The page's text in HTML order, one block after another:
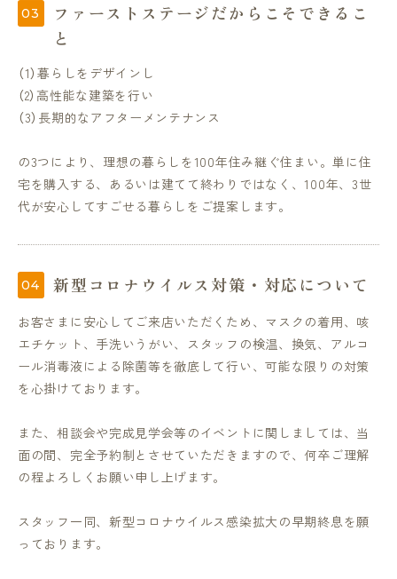
ファーストステージだからこそできるこ
と
（1）暮らしをデザインし
（2）高性能な建築を行い
（3）長期的なアフターメンテナンス
の3つにより、理想の暮らしを100年住み継ぐ住まい。単に住
宅を購入する、あるいは建てて終わりではなく、100年、3世
代が安心してすごせる暮らしをご提案します。
新型コロナウイルス対策・対応について
お客さまに安心してご来店いただくため、マスクの着用、咳
エチケット、手洗いうがい、スタッフの検温、換気、アルコ
ール消毒液による除菌等を徹底して行い、可能な限りの対策
を心掛けております。
また、相談会や完成見学会等のイベントに関しましては、当
面の間、完全予約制とさせていただきますので、何卒ご理解
の程よろしくお願い申し上げます。
スタッフ一同、新型コロナウイルス感染拡大の早期終息を願
っております。